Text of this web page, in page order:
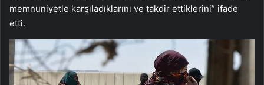
memnuniyetle karşıladıklarını ve takdir ettiklerini” ifade
etti.